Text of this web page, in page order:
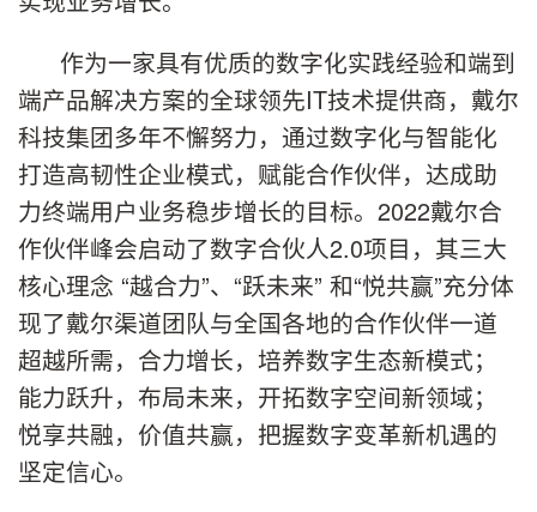
作为一家具有优质的数字化实践经验和端到
端产品解决方案的全球领先IT技术提供商，戴尔
科技集团多年不懈努力，通过数字化与智能化
打造高韧性企业模式，赋能合作伙伴，达成助
力终端用户业务稳步增长的目标。2022戴尔合
作伙伴峰会启动了数字合伙人2.0项目，其三大
核心理念 “越合力”、“跃未来” 和“悦共赢”充分体
现了戴尔渠道团队与全国各地的合作伙伴一道
超越所需，合力增长，培养数字生态新模式；
能力跃升，布局未来，开拓数字空间新领域；
悦享共融，价值共赢，把握数字变革新机遇的
坚定信心。